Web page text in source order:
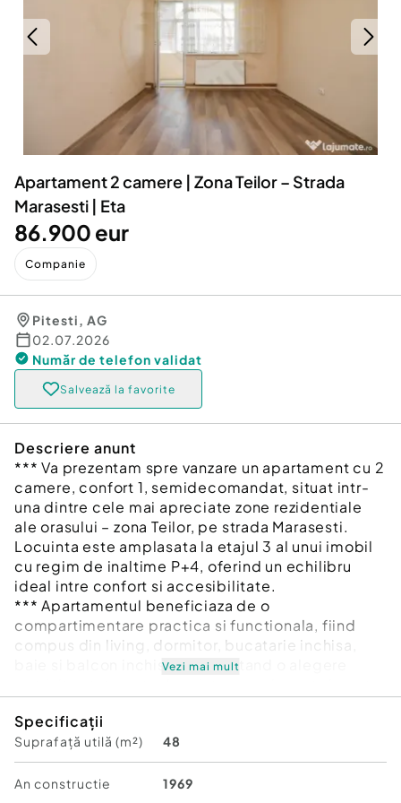
Servicii
Animale de companie
Afaceri și echipamente profesionale
Inchiriere Bunuri si Vehicule
Utilaje agricole si industriale
Piese auto si accesorii
Apartament 2 camere | Zona Teilor – Strada
Marasesti | Eta
86.900 eur
Companie
Pitesti, AG
02.07.2026
Număr de telefon validat
Salvează la favorite
Descriere anunt
*** Va prezentam spre vanzare un apartament cu 2
camere, confort 1, semidecomandat, situat intr-
una dintre cele mai apreciate zone rezidentiale
ale orasului – zona Teilor, pe strada Marasesti.
Locuinta este amplasata la etajul 3 al unui imobil
cu regim de inaltime P+4, oferind un echilibru
ideal intre confort si accesibilitate.
*** Apartamentul beneficiaza de o
compartimentare practica si functionala, fiind
compus din living, dormitor, bucatarie inchisa,
baie si balcon inchis, reprezentand o alegere
*** Dotari si avantaje:
-Confort 1, compartimentare semidecomandata;
-Centrala termica proprie;
-Tamplarie PVC cu geam termopan;
Vezi mai mult
Specificații
Suprafață utilă (m²) 48
An constructie 1969